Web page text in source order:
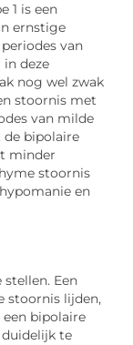
1 is een
ernstige
van
deze
nog wel zwak
stoornis met
van milde
de bipolaire
minder
stoornis
en
Een
stoornis lijden,
bipolaire
duidelijk te